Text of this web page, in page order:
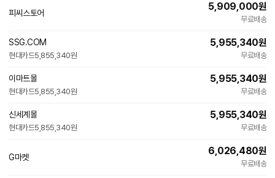
피씨스토어
이
5,909,000원
무료배송
SSG.COM
현대카드5,855,340원
5,955,340원
무료배송
이마트몰
현대카드5,855,340원
5,955,340원
무료배송
신세계몰
현대카드5,855,340원
5,955,340원
무료배송
G마켓
6,026,480원
무료배송